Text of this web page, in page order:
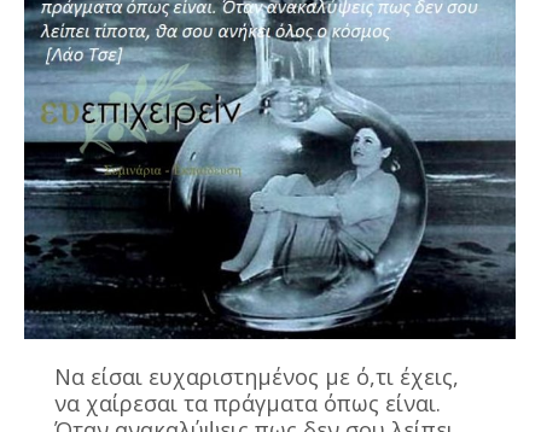
Να είσαι ευχαριστημένος με ό,τι έχεις,
να χαίρεσαι τα πράγματα όπως είναι.